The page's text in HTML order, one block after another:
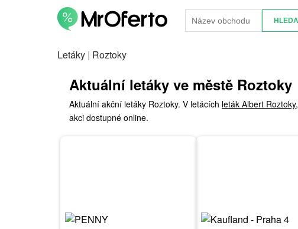
Letáky | Roztoky
Aktuální letáky ve městě Roztoky
Aktuální akční letáky Roztoky. V letácích leták Albert Roztoky,
akci dostupné online.